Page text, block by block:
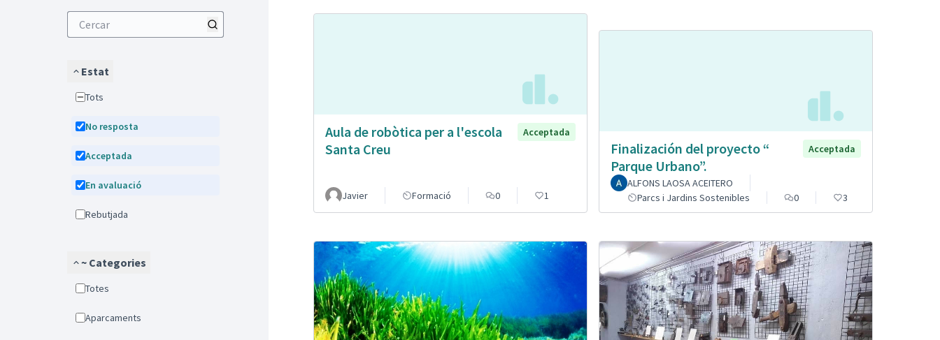
Estat
Tots
No resposta
Acceptada
En avaluació
Rebutjada
~ Categories
Totes
Aparcaments
Aula de robòtica per a l'escola
Santa Creu
Acceptada
Javier Formació 0 1
Finalización del proyecto “
Parque Urbano”.
Acceptada
ALFONS LAOSA ACEITERO
Parcs i Jardins Sostenibles
0 3